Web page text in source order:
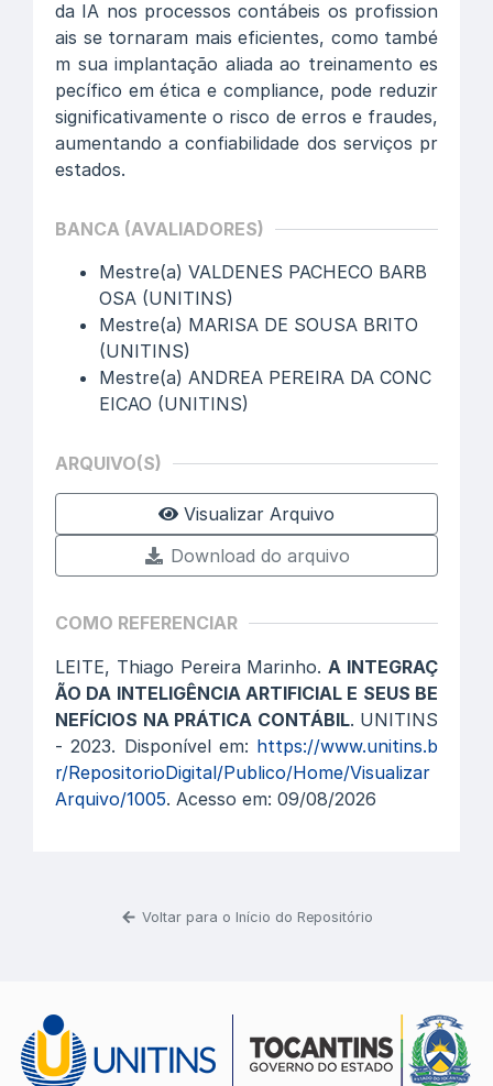
da IA nos processos contábeis os profission
ais se tornaram mais eficientes, como també
m sua implantação aliada ao treinamento es
pecífico em ética e compliance, pode reduzir
significativamente o risco de erros e fraudes,
aumentando a confiabilidade dos serviços pr
estados.
BANCA (AVALIADORES)
Mestre(a) VALDENES PACHECO BARB
OSA (UNITINS)
Mestre(a) MARISA DE SOUSA BRITO
(UNITINS)
Mestre(a) ANDREA PEREIRA DA CONC
EICAO (UNITINS)
ARQUIVO(S)
Visualizar Arquivo
Download do arquivo
COMO REFERENCIAR
LEITE, Thiago Pereira Marinho.A INTEGRAÇ
ÃO DA INTELIGÊNCIA ARTIFICIAL E SEUS BE
NEFÍCIOS NA PRÁTICA CONTÁBIL. UNITINS
- 2023. Disponível em: https://www.unitins.b
r/RepositorioDigital/Publico/Home/Visualizar
Arquivo/1005. Acesso em: 09/08/2026
Voltar para o Início do Repositório